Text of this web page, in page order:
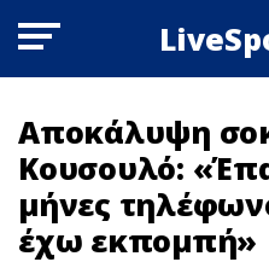
Αποκάλυψη
Κουσουλό:
μήνες
έχω εκπομπή»